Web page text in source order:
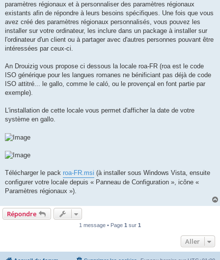
paramètres régionaux et à personnaliser des paramètres régionaux
existants afin de répondre à leurs besoins spécifiques. Une fois que vous
avez créé des paramètres régionaux personnalisés, vous pouvez les
installer sur votre ordinateur, les inclure dans un package à installer sur
l'ordinateur d'un client ou à partager avec d'autres personnes pouvant être
intéressées par ceux-ci.
An Drouizig vous propose ci dessous la locale roa-FR (roa est le code
ISO générique pour les langues romanes ne bénificiant pas déjà de code
ISO attitré... le gallo, comme le caló, ou le provençal en font partie par
exemple).
L'installation de cette locale vous permet d'afficher la date de votre
système en gallo.
Télécharger le pack roa-FR.msi (à installer sous Windows Vista, ensuite
configurer votre locale depuis « Panneau de Configuration », icône «
Paramètres régionaux »).
Répondre
1 message • Page 1 sur 1
Aller